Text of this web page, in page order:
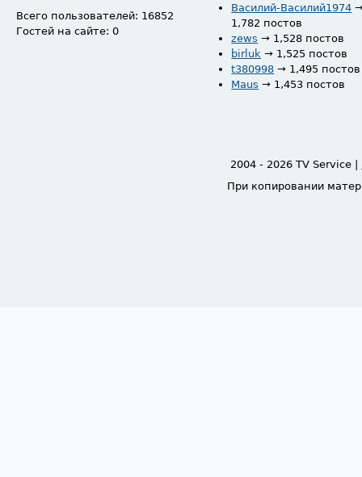
Всего пользователей: 16852
Гостей на сайте: 0
Василий-Василий1974
1,782 постов
zews → 1,528 постов
birluk → 1,525 постов
t380998 → 1,495 постов
Maus → 1,453 постов
2004 - 2026 TV Service |
При копировании